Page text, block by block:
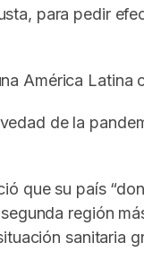
para pedir
América Latina
de la
que su país
región
sanitaria